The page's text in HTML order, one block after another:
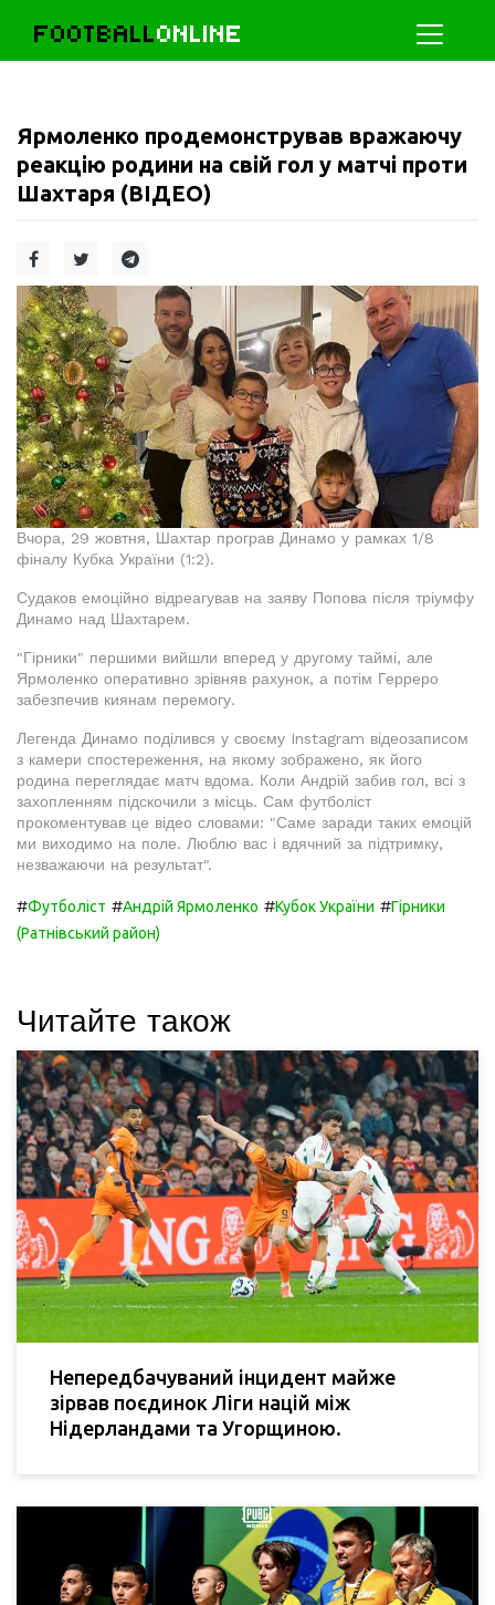
FOOTBALLONLINE
Ярмоленко продемонстрував вражаючу
реакцію родини на свій гол у матчі проти
Шахтаря (ВІДЕО)
Вчора, 29 жовтня, Шахтар програв Динамо у рамках 1/8
фіналу Кубка України (1:2).
Судаков емоційно відреагував на заяву Попова після тріумфу
Динамо над Шахтарем.
"Гірники" першими вийшли вперед у другому таймі, але
Ярмоленко оперативно зрівняв рахунок, а потім Герреро
забезпечив киянам перемогу.
Легенда Динамо поділився у своєму Instagram відеозаписом
з камери спостереження, на якому зображено, як його
родина переглядає матч вдома. Коли Андрій забив гол, всі з
захопленням підскочили з місць. Сам футболіст
прокоментував це відео словами: "Саме заради таких емоцій
ми виходимо на поле. Люблю вас і вдячний за підтримку,
незважаючи на результат".
#Футболіст #Андрій Ярмоленко #Кубок України #Гірники
(Ратнівський район)
Читайте також
Непередбачуваний інцидент майже
зірвав поєдинок Ліги націй між
Нідерландами та Угорщиною.